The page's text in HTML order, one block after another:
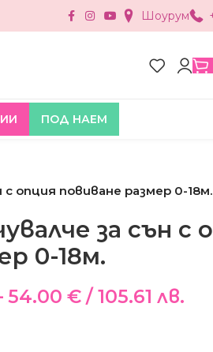
Шоурум
ПОД НАЕМ
с опция повиване размер 0-18м.
за сън с
0-18м.
54.00 € / 105.61 лв.